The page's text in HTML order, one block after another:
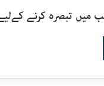
میں تبصرہ کرنے